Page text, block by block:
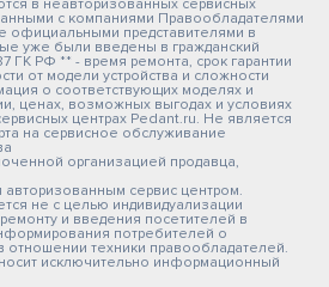
в неавторизованных сервисных
с компаниями Правообладателями
официальными представителями в
уже были введены в гражданский
ГК РФ ** - время ремонта, срок гарантии
от модели устройства и сложности
о соответствующих моделях и
ценах, возможных выгодах и условиях
центрах Pedant.ru. Не является
на сервисное обслуживание
организацией продавца,
сервис центром.
не с целью индивидуализации
и введения посетителей в
потребителей о
отношении техники правообладателей.
исключительно информационный